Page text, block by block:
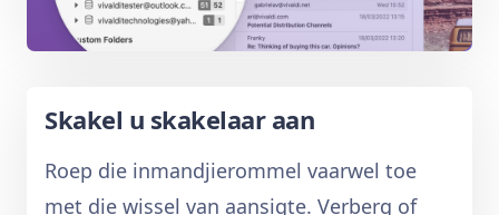
Skakel u skakelaar aan
Roep die inmandjierommel vaarwel toe
met die wissel van aansigte. Verberg of